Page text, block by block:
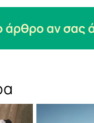
άρθρο αν σας